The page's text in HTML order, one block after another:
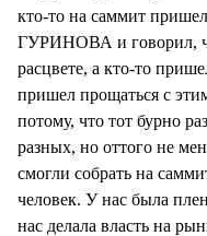
кто-то на саммит
ГУРИНОВА и говорил,
расцвете, а кто-то
пришел прощаться с
потому, что тот бурно
разных, но оттого не
смогли собрать на
человек. У нас была
нас делала власть на